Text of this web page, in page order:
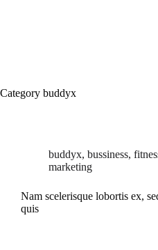
Category buddyx
buddyx, bussiness,
marketing
Nam scelerisque lobortis ex,
quis